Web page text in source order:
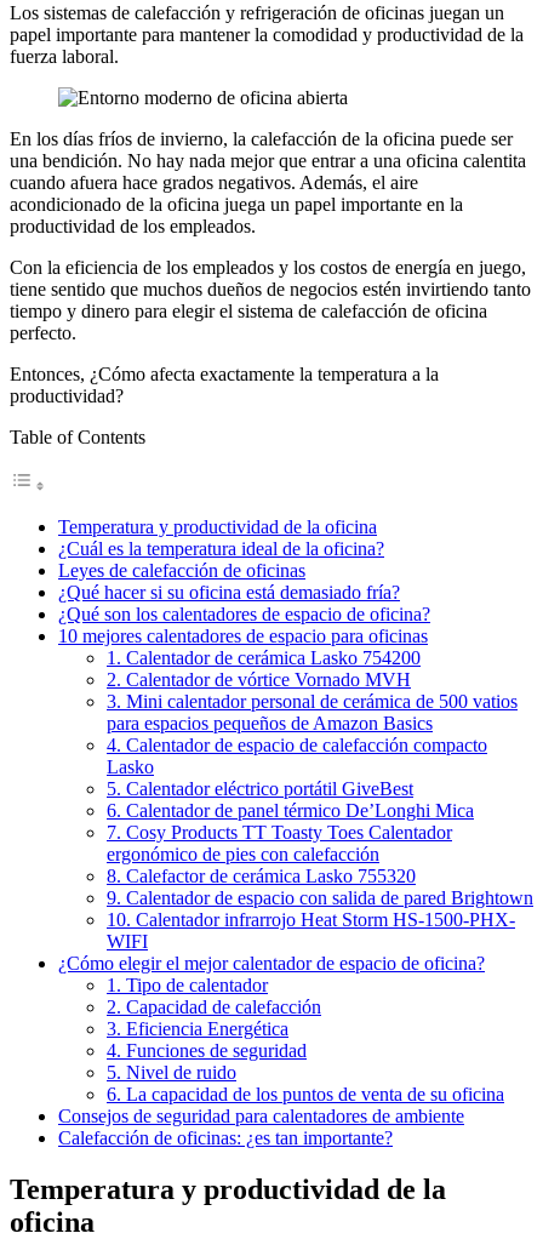
Los sistemas de calefacción y refrigeración de oficinas juegan un
papel importante para mantener la comodidad y productividad de la
fuerza laboral.
En los días fríos de invierno, la calefacción de la oficina puede ser
una bendición. No hay nada mejor que entrar a una oficina calentita
cuando afuera hace grados negativos. Además, el aire
acondicionado de la oficina juega un papel importante en la
productividad de los empleados.
Con la eficiencia de los empleados y los costos de energía en juego,
tiene sentido que muchos dueños de negocios estén invirtiendo tanto
tiempo y dinero para elegir el sistema de calefacción de oficina
perfecto.
Entonces, ¿Cómo afecta exactamente la temperatura a la
productividad?
Table of Contents
Temperatura y productividad de la oficina
¿Cuál es la temperatura ideal de la oficina?
Leyes de calefacción de oficinas
¿Qué hacer si su oficina está demasiado fría?
¿Qué son los calentadores de espacio de oficina?
10 mejores calentadores de espacio para oficinas
1. Calentador de cerámica Lasko 754200
2. Calentador de vórtice Vornado MVH
3. Mini calentador personal de cerámica de 500 vatios
para espacios pequeños de Amazon Basics
4. Calentador de espacio de calefacción compacto
Lasko
5. Calentador eléctrico portátil GiveBest
6. Calentador de panel térmico De’Longhi Mica
7. Cosy Products TT Toasty Toes Calentador
ergonómico de pies con calefacción
8. Calefactor de cerámica Lasko 755320
9. Calentador de espacio con salida de pared Brightown
10. Calentador infrarrojo Heat Storm HS-1500-PHX-
WIFI
¿Cómo elegir el mejor calentador de espacio de oficina?
1. Tipo de calentador
2. Capacidad de calefacción
3. Eficiencia Energética
4. Funciones de seguridad
5. Nivel de ruido
6. La capacidad de los puntos de venta de su oficina
Consejos de seguridad para calentadores de ambiente
Calefacción de oficinas: ¿es tan importante?
Temperatura y productividad de la
oficina